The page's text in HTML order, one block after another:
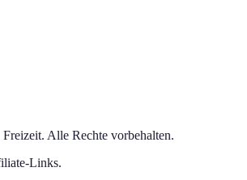
Freizeit. Alle Rechte vorbehalten.
Links.